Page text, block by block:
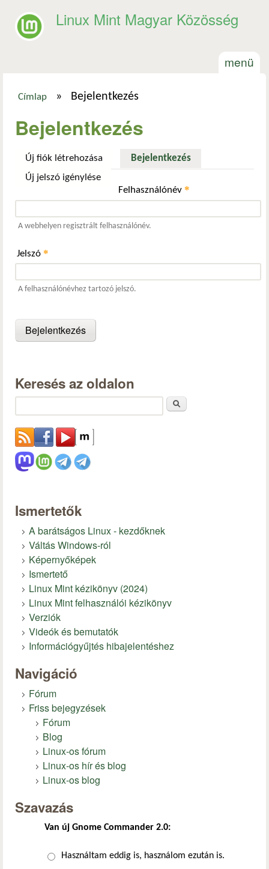
Linux Mint Magyar Közösség
menü
Címlap » Bejelentkezés
Bejelentkezés
Új fiók létrehozása Bejelentkezés(aktív fül)
Új jelszó igénylése
Felhasználónév*
A webhelyen regisztrált felhasználónév.
Jelszó *
A felhasználónévhez tartozó jelszó.
Keresés az oldalon
Ismertetők
A barátságos Linux - kezdőknek
Váltás Windows-ról
Képernyőképek
Ismertető
Linux Mint kézikönyv (2024)
Linux Mint felhasználói kézikönyv
Verziók
Videók és bemutatók
Információgyűjtés hibajelentéshez
Navigáció
Fórum
Friss bejegyzések
Fórum
Blog
Linux-os fórum
Linux-os hír és blog
Linux-os blog
Szavazás
Van új Gnome Commander 2.0:
Választások
Használtam eddig is, használom ezután is.